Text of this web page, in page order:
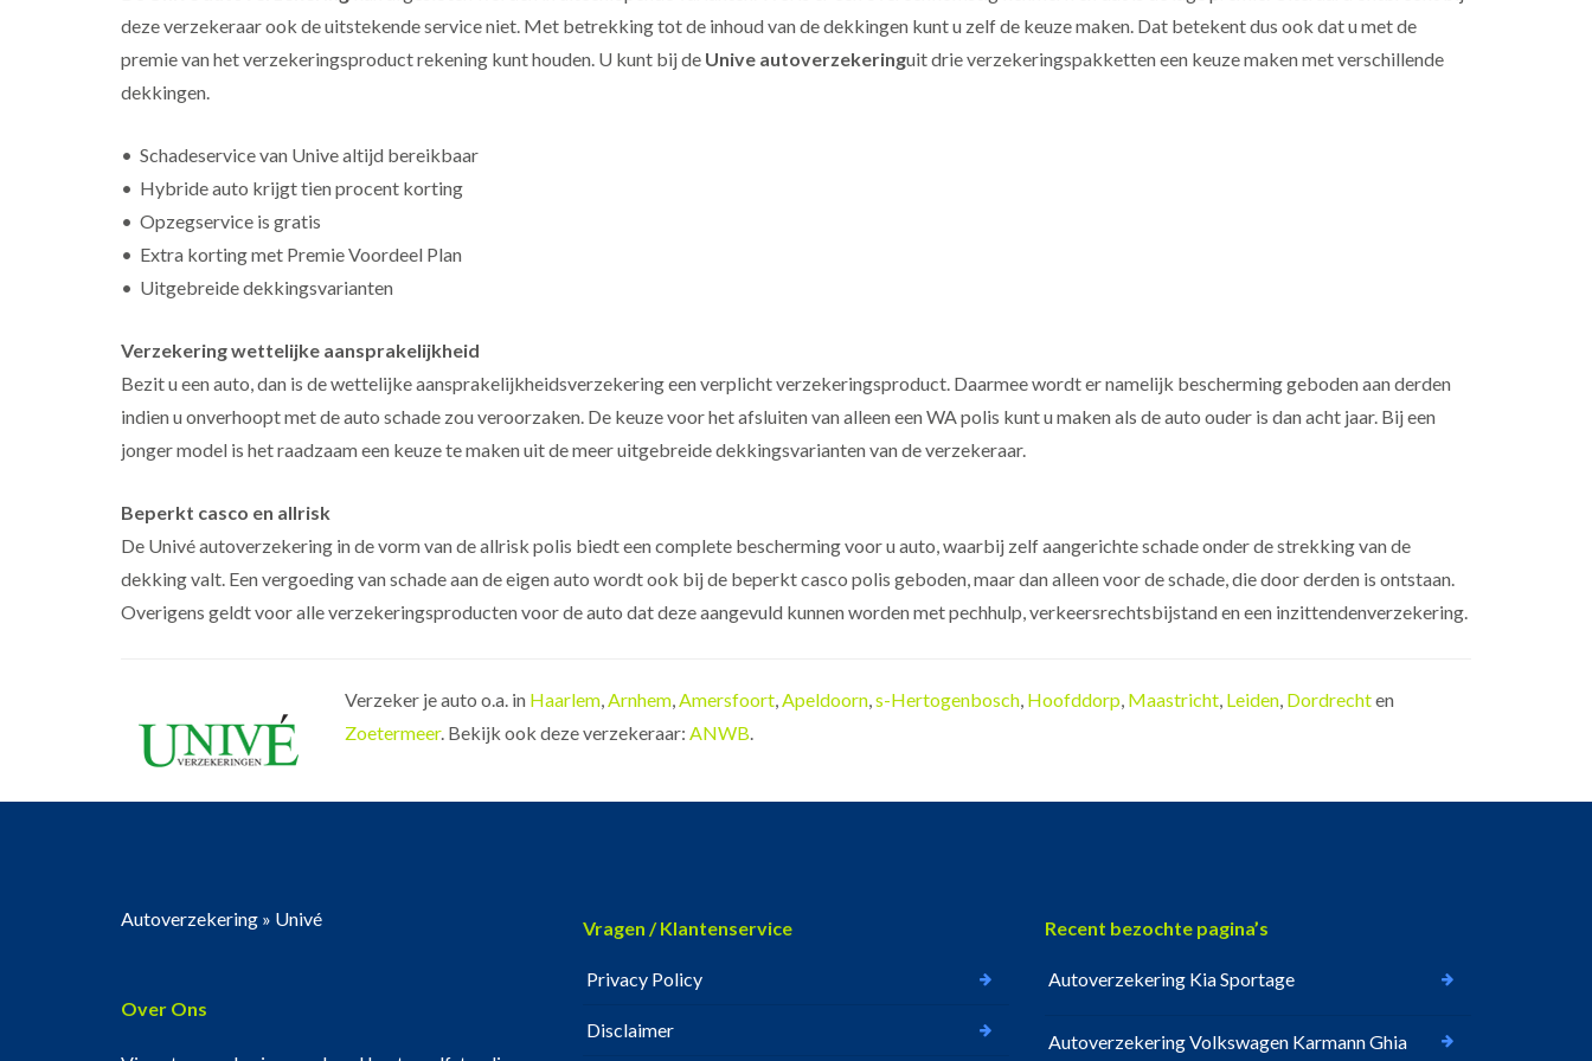
deze verzekeraar ook de uitstekende service niet. Met betrekking tot de inhoud van de dekkingen kunt u zelf de keuze maken. Dat betekent dus ook dat u met de
premie van het verzekeringsproduct rekening kunt houden. U kunt bij de Unive autoverzekeringuit drie verzekeringspakketten een keuze maken met verschillende
dekkingen.
• Schadeservice van Unive altijd bereikbaar
• Hybride auto krijgt tien procent korting
• Opzegservice is gratis
• Extra korting met Premie Voordeel Plan
• Uitgebreide dekkingsvarianten
Verzekering wettelijke aansprakelijkheid
Bezit u een auto, dan is de wettelijke aansprakelijkheidsverzekering een verplicht verzekeringsproduct. Daarmee wordt er namelijk bescherming geboden aan derden
indien u onverhoopt met de auto schade zou veroorzaken. De keuze voor het afsluiten van alleen een WA polis kunt u maken als de auto ouder is dan acht jaar. Bij een
jonger model is het raadzaam een keuze te maken uit de meer uitgebreide dekkingsvarianten van de verzekeraar.
Beperkt casco en allrisk
De Univé autoverzekering in de vorm van de allrisk polis biedt een complete bescherming voor u auto, waarbij zelf aangerichte schade onder de strekking van de
dekking valt. Een vergoeding van schade aan de eigen auto wordt ook bij de beperkt casco polis geboden, maar dan alleen voor de schade, die door derden is ontstaan.
Overigens geldt voor alle verzekeringsproducten voor de auto dat deze aangevuld kunnen worden met pechhulp, verkeersrechtsbijstand en een inzittendenverzekering.
Verzeker je auto o.a. in Haarlem,Arnhem,Amersfoort,Apeldoorn,s-Hertogenbosch, Hoofddorp, Maastricht, Leiden, Dordrechten
Zoetermeer. Bekijk ook deze verzekeraar: ANWB.
Autoverzekering » Univé
Over Ons
Vragen / Klantenservice
Privacy Policy
Disclaimer
Recent bezochte pagina’s
Autoverzekering Kia Sportage
Autoverzekering Volkswagen Karmann Ghia